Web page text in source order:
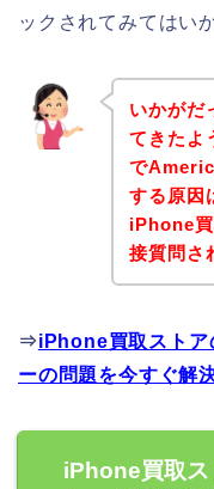
ックされてみてはい
いかがだ
てきたよ
で
する原因
iPhone
接質問さ
⇒iPhone買取スト
ーの問題を今すぐ解
iPhone買取